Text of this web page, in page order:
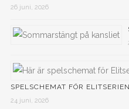
26 juni, 2026
SPELSCHEMAT FÖR
24 juni, 2026